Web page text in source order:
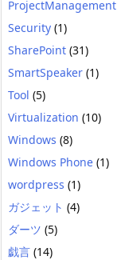
ProjectManagement
Security (1)
SharePoint (31)
SmartSpeaker (1)
Tool (5)
Virtualization (10)
Windows (8)
Windows Phone (1)
wordpress (1)
ガジェット (4)
ダーツ (5)
戯言 (14)